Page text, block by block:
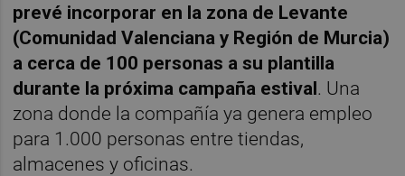
prevé incorporar en la zona de Levante
(Comunidad Valenciana y Región de Murcia)
a cerca de 100 personas a su plantilla
durante la próxima campaña estival. Una
zona donde la compañía ya genera empleo
para 1.000 personas entre tiendas,
almacenes y oficinas.